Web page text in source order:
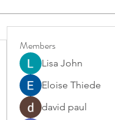
Members
Lisa John
Eloise Thiede
david paul